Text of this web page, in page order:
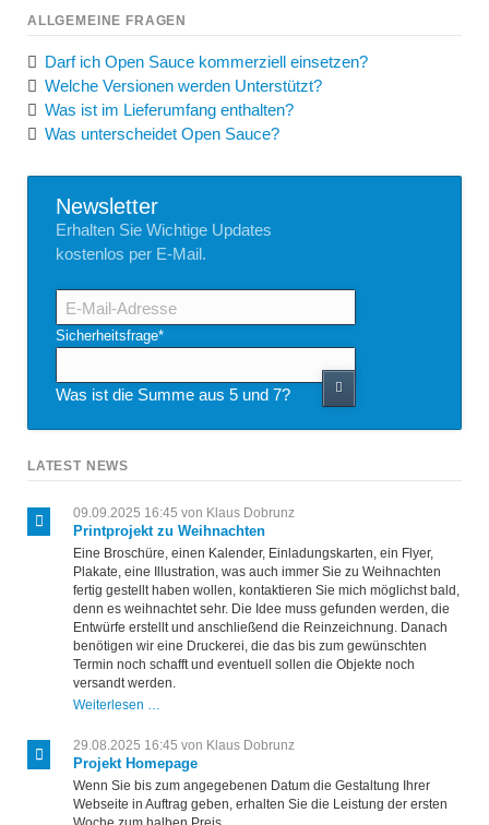
ALLGEMEINE FRAGEN
Darf ich Open Sauce kommerziell einsetzen?
Welche Versionen werden Unterstützt?
Was ist im Lieferumfang enthalten?
Was unterscheidet Open Sauce?
Newsletter
Erhalten Sie Wichtige Updates
kostenlos per E-Mail.
E-
Mail-
Adresse
Pflichtfeld
Sicherheitsfrage*
Was ist die Summe aus 5 und 7?
LATEST NEWS
09.09.2025 16:45 von Klaus Dobrunz
Printprojekt zu Weihnachten
Eine Broschüre, einen Kalender, Einladungskarten, ein Flyer,
Plakate, eine Illustration, was auch immer Sie zu Weihnachten
fertig gestellt haben wollen, kontaktieren Sie mich möglichst bald,
denn es weihnachtet sehr. Die Idee muss gefunden werden, die
Entwürfe erstellt und anschließend die Reinzeichnung. Danach
benötigen wir eine Druckerei, die das bis zum gewünschten
Termin noch schafft und eventuell sollen die Objekte noch
versandt werden.
Weiterlesen …
Weihnachten
29.08.2025 16:45 von Klaus Dobrunz
Projekt Homepage
Wenn Sie bis zum angegebenen Datum die Gestaltung Ihrer
Webseite in Auftrag geben, erhalten Sie die Leistung der ersten